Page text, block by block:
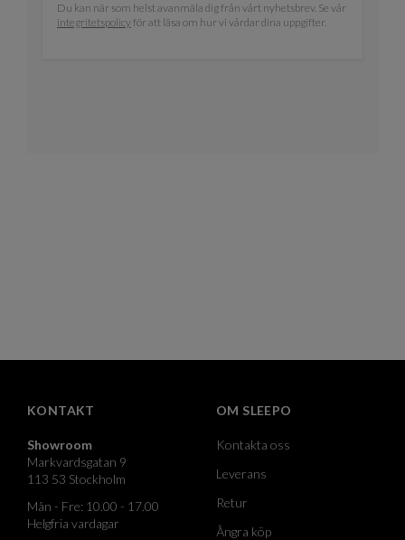
Du kan när som helst avanmäla dig från vårt nyhetsbrev. Se vår
integritetspolicyför att läsa om hur vi vårdar dina uppgifter.
KONTAKT
Showroom
Markvardsgatan 9
113 53 Stockholm
Mån - Fre: 10.00 - 17.00
Helgfria vardagar
OM SLEEPO
Kontakta oss
Leverans
Retur
Ångra köp